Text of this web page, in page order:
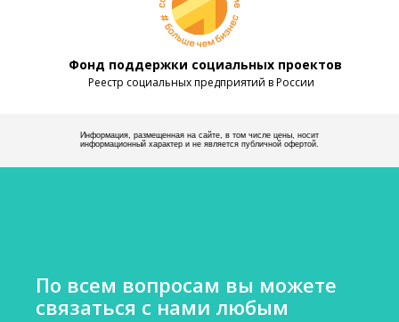
Реестр социальных предприятий в России
Фонд поддержки социальных проектов
Информация, размещенная на сайте, в том числе цены, носит
информационный характер и не является публичной офертой.
По всем вопросам вы можете
связаться с нами любым